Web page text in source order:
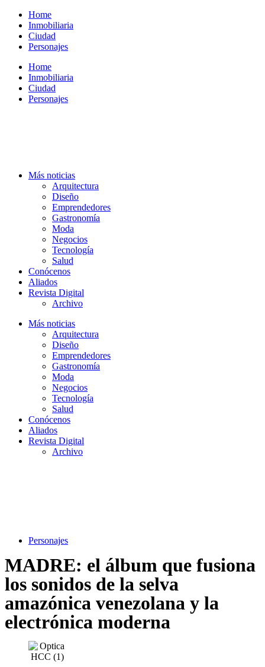
contenido
Home
Inmobiliaria
Ciudad
Personajes
Home
Inmobiliaria
Ciudad
Personajes
Más noticias
Arquitectura
Diseño
Emprendedores
Gastronomía
Moda
Negocios
Tecnología
Salud
Conócenos
Aliados
Revista Digital
Archivo
Más noticias
Arquitectura
Diseño
Emprendedores
Gastronomía
Moda
Negocios
Tecnología
Salud
Conócenos
Aliados
Revista Digital
Archivo
Personajes
MADRE: el álbum que fusiona
los sonidos de la selva
amazónica venezolana y la
electrónica moderna